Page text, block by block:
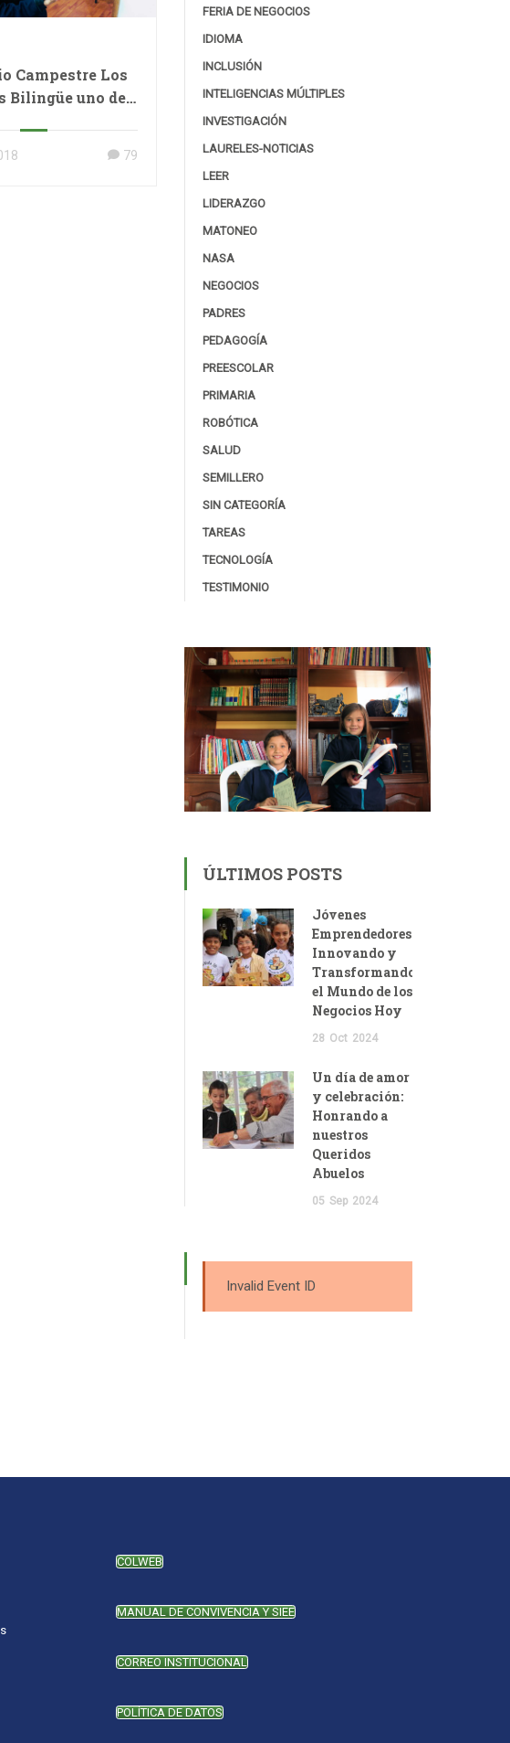
Campestre Los
Bilingüe uno de
79
FERIA DE NEGOCIOS
IDIOMA
INCLUSIÓN
INTELIGENCIAS MÚLTIPLES
INVESTIGACIÓN
LAURELES-NOTICIAS
LEER
LIDERAZGO
MATONEO
NASA
NEGOCIOS
PADRES
PEDAGOGÍA
PREESCOLAR
PRIMARIA
ROBÓTICA
SALUD
SEMILLERO
SIN CATEGORÍA
TAREAS
TECNOLOGÍA
TESTIMONIO
ÚLTIMOS POSTS
Jóvenes
Emprendedores:
Innovando y
Transformando
el Mundo de los
Negocios Hoy
28 Oct 2024
Un día de amor
y celebración:
Honrando a
nuestros
Queridos
Abuelos
05 Sep 2024
Invalid Event ID
COLWEB
MANUAL DE CONVIVENCIA Y SIEE
CORREO INSTITUCIONAL
POLÍTICA DE DATOS